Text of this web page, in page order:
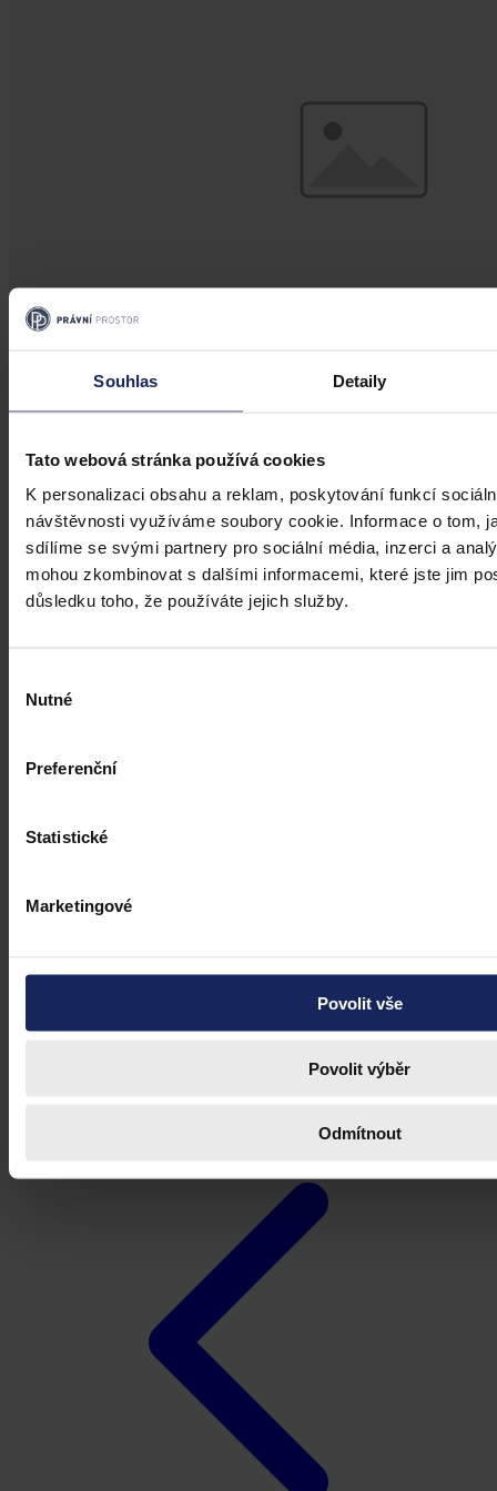
Souhlas Detaily
Tato webová stránka používá cookies
K personalizaci obsahu a reklam, poskytování funkcí
návštěvnosti využíváme soubory cookie. Informace o tom,
sdílíme se svými partnery pro sociální média, inzerci a
mohou zkombinovat s dalšími informacemi, které jste jim
důsledku toho, že používáte jejich služby.
souhlasu
Nutné
Preferenční
Statistické
Marketingové
Povolit vše
Povolit výběr
Odmítnout
Flexinovela klepe na dveře
Flexinovela zákoníku práce přináší zaměstnavatelům nové možnosti.
Na letošním kongresu Právní prostor novinky představí Mgr. Jakub
Málek, advokát a managing partner PEYTON legal, pro něhož je
pracovní právo nejoblíbenější částí advokátní praxe. Vy si dnes
můžete dát prostřednictvím našeho rozhovoru malou ochutnávku